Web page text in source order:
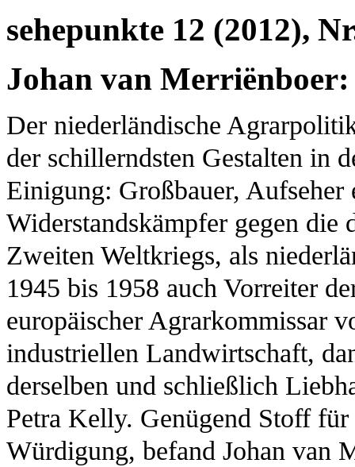
sehepunkte 12 (2012),
Johan van
Der niederländische
der schillerndsten Gestalten in
Einigung: Großbauer, Aufseher
Widerstandskämpfer gegen die
Zweiten Weltkriegs, als
1945 bis 1958 auch Vorreiter
europäischer Agrarkommissar
industriellen Landwirtschaft,
derselben und schließlich
Petra Kelly. Genügend Stoff
Würdigung, befand Johan van